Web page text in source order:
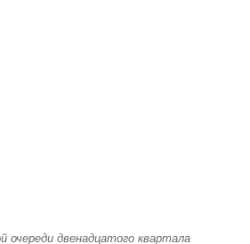
очереди двенадцатого квартала